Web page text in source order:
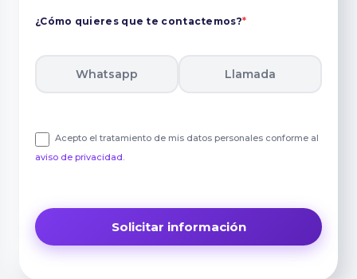
¿Cómo quieres que te contactemos?*
Whatsapp Llamada
Acepto el tratamiento de mis datos personales conforme al
aviso de privacidad.